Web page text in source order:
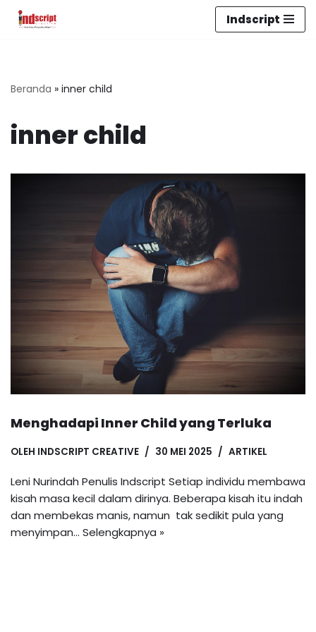
Indscript
Beranda » inner child
inner child
Menghadapi Inner Child yang Terluka
OLEH INDSCRIPT CREATIVE 30 MEI 2025 ARTIKEL
Leni Nurindah Penulis Indscript Setiap individu membawa
kisah masa kecil dalam dirinya. Beberapa kisah itu indah
dan membekas manis, namun tak sedikit pula yang
menyimpan… Selengkapnya »